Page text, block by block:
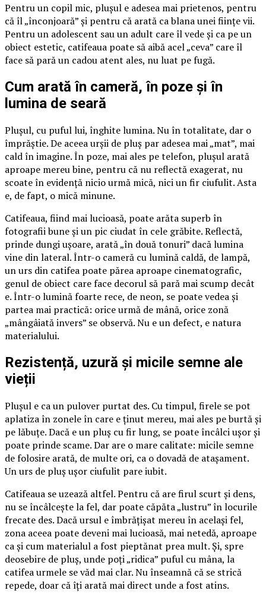
Pentru un copil mic, plușul e adesea mai prietenos, pentru
că îl „înconjoară” și pentru că arată ca blana unei ființe vii.
Pentru un adolescent sau un adult care îl vede și ca pe un
obiect estetic, catifeaua poate să aibă acel „ceva” care îl
face să pară un cadou atent ales, nu luat pe fugă.
Cum arată în cameră, în poze și în
lumina de seară
Plușul, cu puful lui, înghite lumina. Nu în totalitate, dar o
împrăștie. De aceea urșii de pluș par adesea mai „mat”, mai
cald în imagine. În poze, mai ales pe telefon, plușul arată
aproape mereu bine, pentru că nu reflectă exagerat, nu
scoate în evidență nicio urmă mică, nici un fir ciufulit. Asta
e, de fapt, o mică minune.
Catifeaua, fiind mai lucioasă, poate arăta superb în
fotografii bune și un pic ciudat în cele grăbite. Reflectă,
prinde dungi ușoare, arată „în două tonuri” dacă lumina
vine din lateral. Într-o cameră cu lumină caldă, de lampă,
un urs din catifea poate părea aproape cinematografic,
genul de obiect care face decorul să pară mai scump decât
e. Într-o lumină foarte rece, de neon, se poate vedea și
partea mai practică: orice urmă de mână, orice zonă
„mângâiată invers” se observă. Nu e un defect, e natura
materialului.
Rezistență, uzură și micile semne ale
vieții
Plușul e ca un pulover purtat des. Cu timpul, firele se pot
aplatiza în zonele în care e ținut mereu, mai ales pe burtă și
pe lăbuțe. Dacă e un pluș cu fir lung, se poate încâlci ușor și
poate prinde scame. Dar are o mare calitate: micile semne
de folosire arată, de multe ori, ca o dovadă de atașament.
Un urs de pluș ușor ciufulit pare iubit.
Catifeaua se uzează altfel. Pentru că are firul scurt și dens,
nu se încâlcește la fel, dar poate căpăta „lustru” în locurile
frecate des. Dacă ursul e îmbrățișat mereu în același fel,
zona aceea poate deveni mai lucioasă, mai netedă, aproape
ca și cum materialul a fost pieptănat prea mult. Și, spre
deosebire de pluș, unde poți „ridica” puful cu mâna, la
catifea urmele se văd mai clar. Nu înseamnă că se strică
repede, doar că îți arată mai direct unde a fost atins.